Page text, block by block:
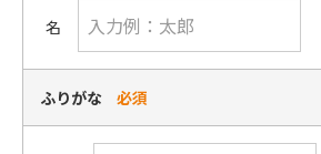
名
ふりがな 必須